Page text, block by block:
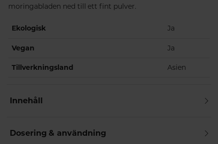
moringabladen ned till ett fint pulver.
Ekologisk Ja
Vegan Ja
Tillverkningsland Asien
Innehåll
Dosering & användning